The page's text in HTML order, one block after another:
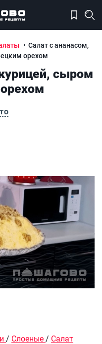
Салат с ананасом,
орехом
сыром
и грецким орехом
/ Слоеные / Салат